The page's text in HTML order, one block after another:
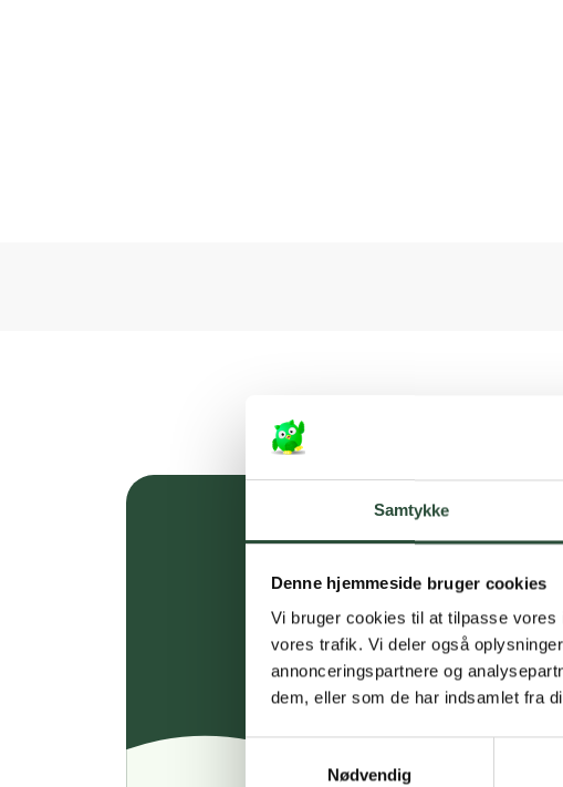
Samtykke
Denne hjemmeside bruger cookies
Vi bruger cookies til at tilpasse
vores trafik. Vi deler også
annonceringspartnere og
dem, eller som de har indsamlet fra
Nødvendig